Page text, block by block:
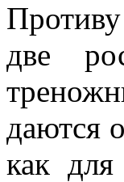
две
даются
как